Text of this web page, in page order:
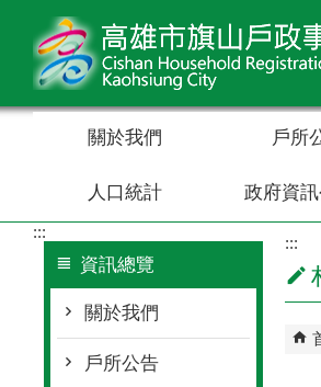
關於我們 戶所
人口統計 政府資
:::
資訊總覽
關於我們
戶所公告
:::